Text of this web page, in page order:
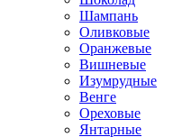
Шампань
Оливковые
Оранжевые
Вишневые
Изумрудные
Венге
Ореховые
Янтарные